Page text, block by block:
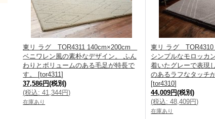
東リ ラグ TOR4311 140cm×200cm
ベニワレン風の素朴なデザイン。 ふん
わりとボリュームのある毛足が特長で
す。
[tor4311]
37,586円(税別)
(税込: 41,344円)
在庫あり
東リ ラグ
シンプルなモロッカ
着いたグレーで表現
のあるラフなタッチ
[tor4310]
44,009円(税別)
(税込: 48,409円)
在庫あり